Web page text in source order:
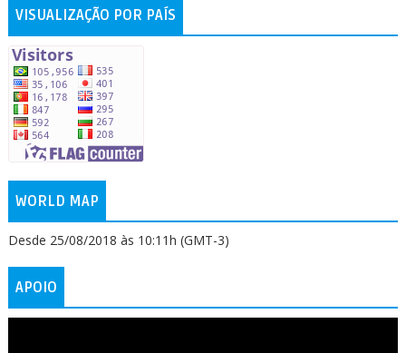
VISUALIZAÇÃO POR PAÍS
WORLD MAP
Desde 25/08/2018 às 10:11h (GMT-3)
APOIO